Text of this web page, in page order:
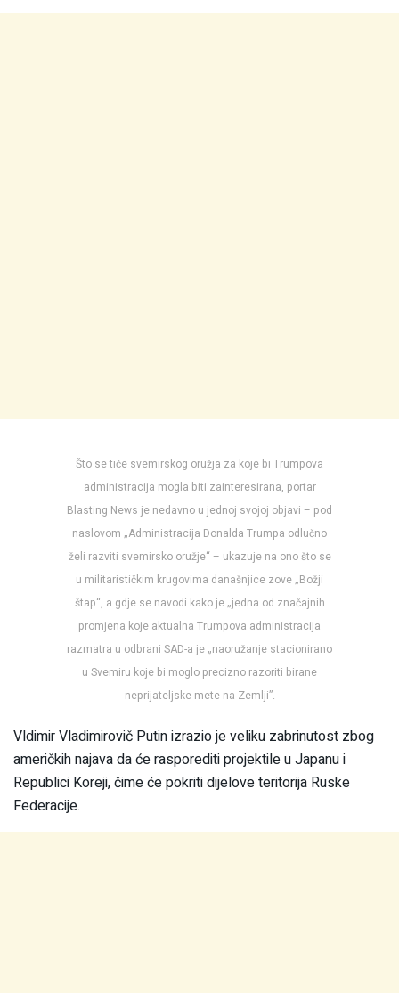
Što se tiče svemirskog oružja za koje bi Trumpova
administracija mogla biti zainteresirana, portar
Blasting News je nedavno u jednoj svojoj objavi – pod
naslovom „Administracija Donalda Trumpa odlučno
želi razviti svemirsko oružje“ – ukazuje na ono što se
u militarističkim krugovima današnjice zove „Božji
štap“, a gdje se navodi kako je „jedna od značajnih
promjena koje aktualna Trumpova administracija
razmatra u odbrani SAD-a je „naoružanje stacionirano
u Svemiru koje bi moglo precizno razoriti birane
neprijateljske mete na Zemlji”.
Vldimir Vladimirovič Putin izrazio je veliku zabrinutost zbog
američkih najava da će rasporediti projektile u Japanu i
Republici Koreji, čime će pokriti dijelove teritorija Ruske
Federacije.